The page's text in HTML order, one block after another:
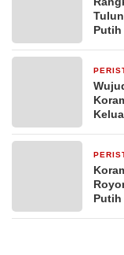
Putih
Putih